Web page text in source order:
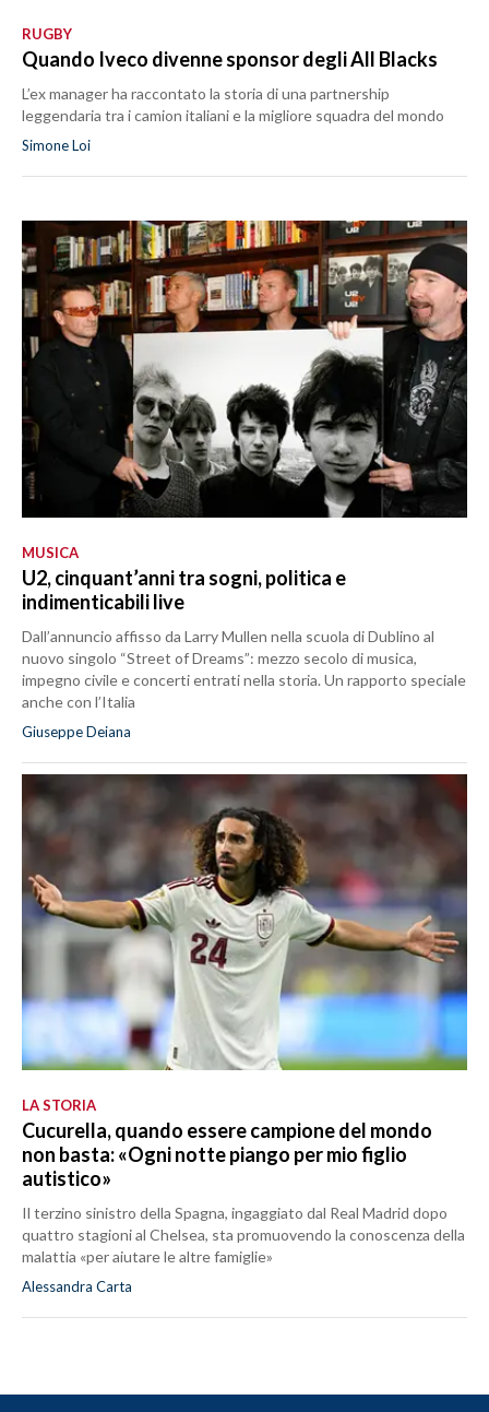
RUGBY
Quando Iveco divenne sponsor degli All Blacks
L’ex manager ha raccontato la storia di una partnership
leggendaria tra i camion italiani e la migliore squadra del mondo
Simone Loi
MUSICA
U2, cinquant’anni tra sogni, politica e
indimenticabili live
Dall’annuncio affisso da Larry Mullen nella scuola di Dublino al
nuovo singolo “Street of Dreams”: mezzo secolo di musica,
impegno civile e concerti entrati nella storia. Un rapporto speciale
anche con l’Italia
Giuseppe Deiana
LA STORIA
Cucurella, quando essere campione del mondo
non basta: «Ogni notte piango per mio figlio
autistico»
Il terzino sinistro della Spagna, ingaggiato dal Real Madrid dopo
quattro stagioni al Chelsea, sta promuovendo la conoscenza della
malattia «per aiutare le altre famiglie»
Alessandra Carta